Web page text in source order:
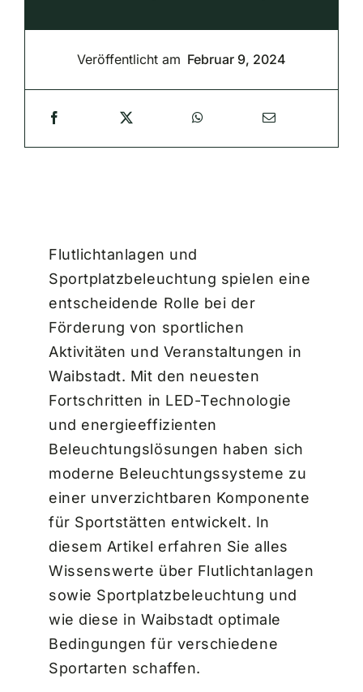
Veröffentlicht am Februar 9, 2024
Flutlichtanlagen und
Sportplatzbeleuchtung spielen eine
entscheidende Rolle bei der
Förderung von sportlichen
Aktivitäten und Veranstaltungen in
Waibstadt. Mit den neuesten
Fortschritten in LED-Technologie
und energieeffizienten
Beleuchtungslösungen haben sich
moderne Beleuchtungssysteme zu
einer unverzichtbaren Komponente
für Sportstätten entwickelt. In
diesem Artikel erfahren Sie alles
Wissenswerte über Flutlichtanlagen
sowie Sportplatzbeleuchtung und
wie diese in Waibstadt optimale
Bedingungen für verschiedene
Sportarten schaffen.